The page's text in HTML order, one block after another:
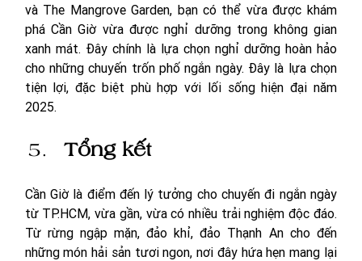
và The Mangrove Garden, bạn có thể vừa được khám
phá Cần Giờ vừa được nghỉ dưỡng trong không gian
xanh mát. Đây chính là lựa chọn nghỉ dưỡng hoàn hảo
cho những chuyến trốn phố ngắn ngày. Đây là lựa chọn
tiện lợi, đặc biệt phù hợp với lối sống hiện đại năm
2025.
Tổng kết
Cần Giờ là điểm đến lý tưởng cho chuyến đi ngắn ngày
từ TP.HCM, vừa gần, vừa có nhiều trải nghiệm độc đáo.
Từ rừng ngập mặn, đảo khỉ, đảo Thạnh An cho đến
những món hải sản tươi ngon, nơi đây hứa hẹn mang lại